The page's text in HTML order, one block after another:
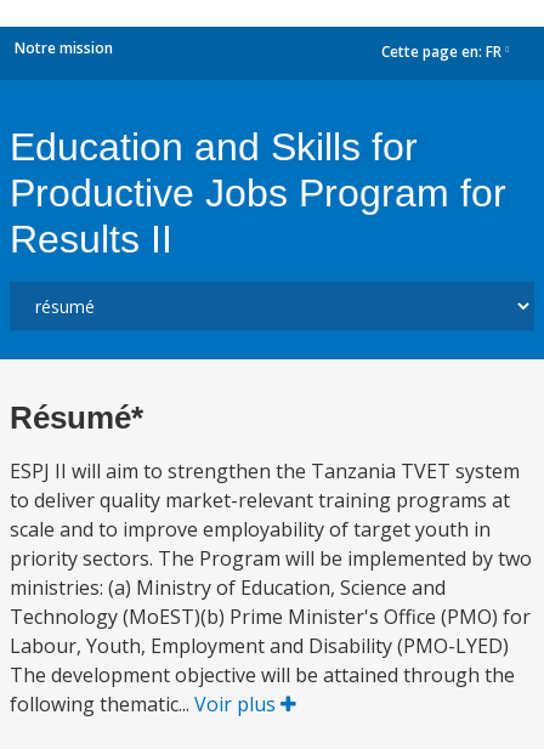
Notre mission Cette page en: FR
Education and Skills for
Productive Jobs Program for
Results II
Résumé*
ESPJ II will aim to strengthen the Tanzania TVET system
to deliver quality market-relevant training programs at
scale and to improve employability of target youth in
priority sectors. The Program will be implemented by two
ministries: (a) Ministry of Education, Science and
Technology (MoEST)(b) Prime Minister's Office (PMO) for
Labour, Youth, Employment and Disability (PMO-LYED)
The development objective will be attained through the
following thematic... Voir plus